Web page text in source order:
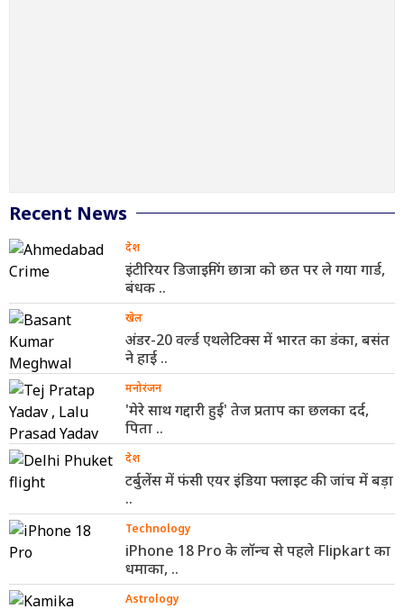
Recent News
देश
इंटीरियर डिजाइनिंग छात्रा को छत पर ले गया गार्ड,
बंधक ..
खेल
अंडर-20 वर्ल्ड एथलेटिक्स में भारत का डंका, बसंत
ने हाई ..
मनोरंजन
'मेरे साथ गद्दारी हुई' तेज प्रताप का छलका दर्द,
पिता ..
देश
टर्बुलेंस में फंसी एयर इंडिया फ्लाइट की जांच में बड़ा
..
Technology
iPhone 18 Pro के लॉन्च से पहले Flipkart का
धमाका, ..
Astrology